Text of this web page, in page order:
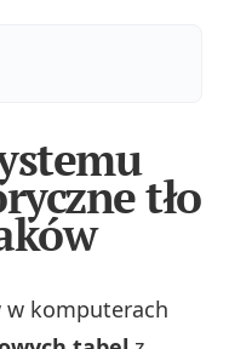
tło
w komputerach